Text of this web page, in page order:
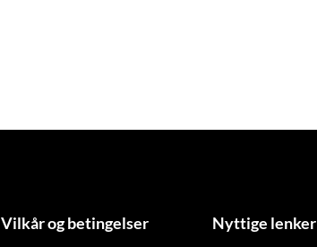
Vilkår og betingelser Nyttige lenker